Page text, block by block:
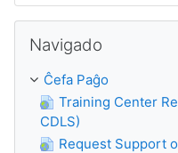
Navigado
Ĉefa Paĝo
Training Center
CDLS)
Request Support